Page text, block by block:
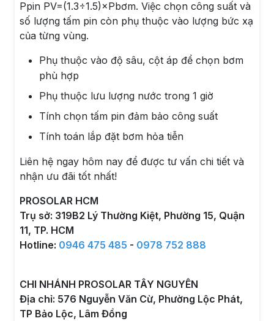
Ppin PV=(1.3÷1.5)×Pbơm. Việc chọn công suất và
số lượng tấm pin còn phụ thuộc vào lượng bức xạ
của từng vùng.
Phụ thuộc vào độ sâu, cột áp để chọn bơm
phù hợp
Phụ thuộc lưu lượng nước trong 1 giờ
Tính chọn tấm pin đảm bảo công suất
Tính toán lắp đặt bơm hỏa tiễn
Liên hệ ngay hôm nay để được tư vấn chi tiết và
nhận ưu đãi tốt nhất!
PROSOLAR HCM
Trụ sở: 319B2 Lý Thường Kiệt, Phường 15, Quận
11, TP. HCM
Hotline: 0946 475 485 - 0978 752 888
CHI NHÁNH PROSOLAR TÂY NGUYÊN
Địa chỉ: 576 Nguyễn Văn Cừ, Phường Lộc Phát,
TP Bảo Lộc, Lâm Đồng